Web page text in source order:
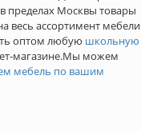
пределах Москвы товары
весь ассортимент мебели
оптом любую школьную
магазине.Мы можем
мебель по вашим